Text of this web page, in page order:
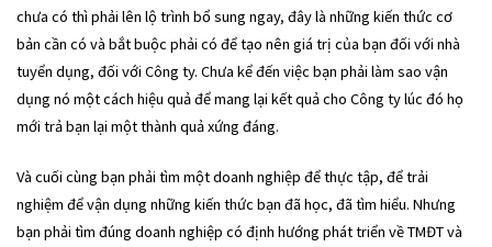
chưa có thì phải lên lộ trình bổ sung ngay, đây là những kiến thức cơ
bản cần có và bắt buộc phải có để tạo nên giá trị của bạn đối với nhà
tuyển dụng, đối với Công ty. Chưa kể đến việc bạn phải làm sao vận
dụng nó một cách hiệu quả để mang lại kết quả cho Công ty lúc đó họ
mới trả bạn lại một thành quả xứng đáng.
Và cuối cùng bạn phải tìm một doanh nghiệp để thực tập, để trải
nghiệm để vận dụng những kiến thức bạn đã học, đã tìm hiểu. Nhưng
bạn phải tìm đúng doanh nghiệp có định hướng phát triển về TMĐT và